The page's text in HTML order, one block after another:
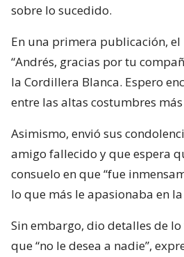
sobre lo sucedido.
En una primera publicación,
“Andrés, gracias por tu
la Cordillera Blanca. Espero
entre las altas costumbres más
Asimismo, envió sus
amigo fallecido y que espera
consuelo en que “fue
lo que más le apasionaba en la
Sin embargo, dio detalles de
que “no le desea a nadie”,